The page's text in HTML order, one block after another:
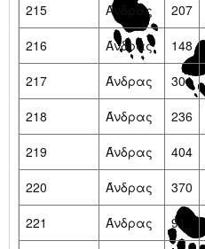
215
Άνδρας 207
216
Άνδρας 148
217
Άνδρας 301
218
Άνδρας 236
219
Άνδρας 404
220
Άνδρας 370
221
Άνδρας 91